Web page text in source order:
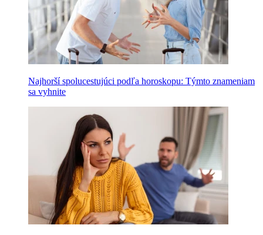
Najhorší spolucestujúci podľa horoskopu: Týmto znameniam
sa vyhnite